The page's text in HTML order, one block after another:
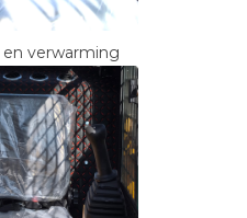
verwarming